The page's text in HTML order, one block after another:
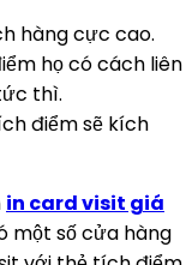
hàng cực cao.
họ có cách liên
thì.
điểm sẽ kích
in card visit giá
một số cửa hàng